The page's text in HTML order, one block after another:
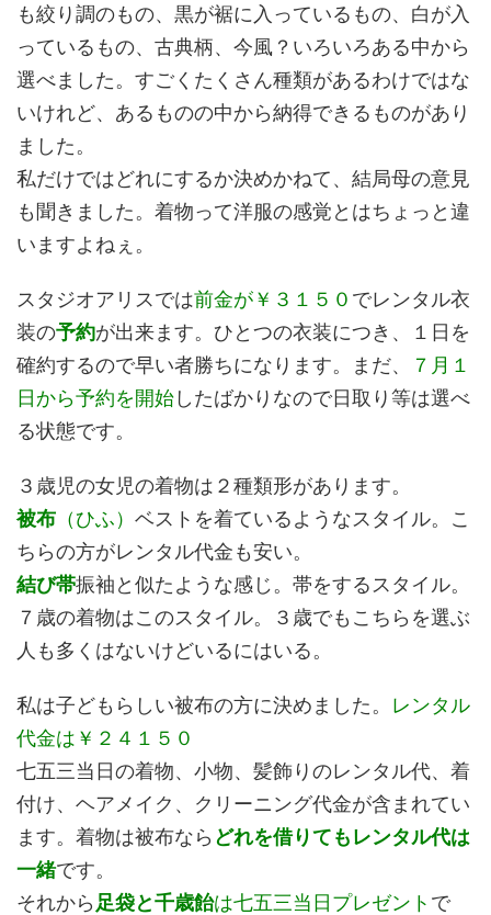
も絞り調のもの、黒が裾に入っているもの、白が入
っているもの、古典柄、今風？いろいろある中から
選べました。すごくたくさん種類があるわけではな
いけれど、あるものの中から納得できるものがあり
ました。
私だけではどれにするか決めかねて、結局母の意見
も聞きました。着物って洋服の感覚とはちょっと違
いますよねぇ。
スタジオアリスでは前金が￥３１５０ でレンタル衣
装の予約が出来ます。ひとつの衣装につき、１日を
確約するので早い者勝ちになります。まだ、
７月１
日から予約を開始したばかりなので日取り等は選べ
る状態です。
３歳児の女児の着物は２種類形があります。
被布 （ひふ） ベストを着ているようなスタイル。こ
ちらの方がレンタル代金も安い。
結び帯振袖と似たような感じ。帯をするスタイル。
７歳の着物はこのスタイル。３歳でもこちらを選ぶ
人も多くはないけどいるにはいる。
私は子どもらしい被布の方に決めました。 レンタル
代金は￥２４１５０
七五三当日の着物、小物、髪飾りのレンタル代、着
付け、ヘアメイク、クリーニング代金が含まれてい
ます。着物は被布なら どれを借りてもレンタル代は
一緒です。
それから 足袋と千歳飴は七五三当日プレゼント で